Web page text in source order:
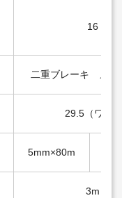
16
二重ブレーキ メカ
29.5（ワイ
5mm×80m
3m